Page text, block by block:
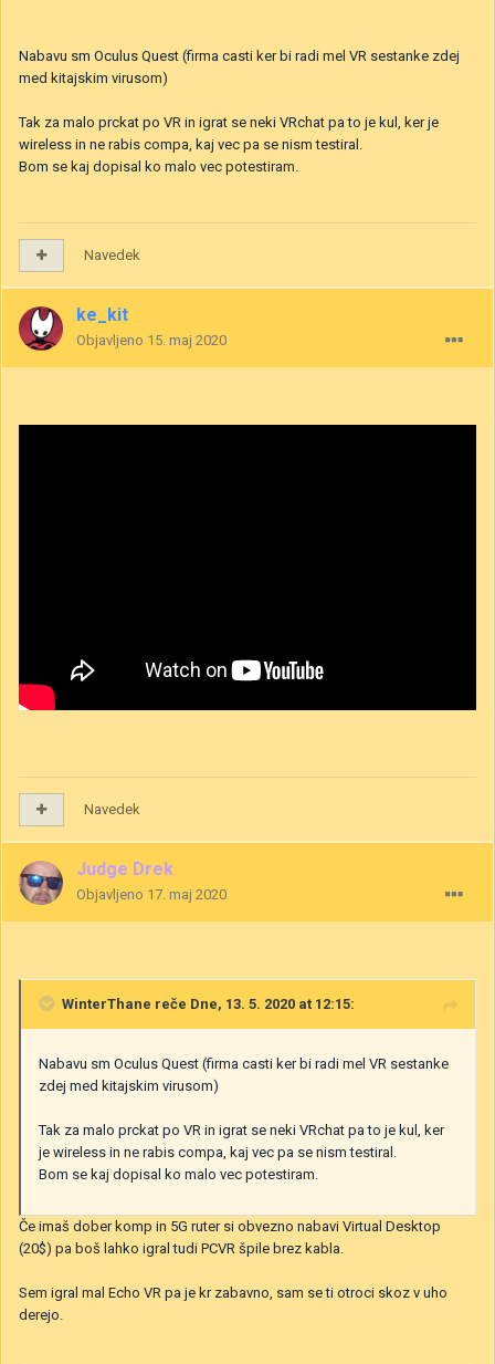
Nabavu sm Oculus Quest (firma casti ker bi radi mel VR sestanke zdej
med kitajskim virusom)
Tak za malo prckat po VR in igrat se neki VRchat pa to je kul, ker je
wireless in ne rabis compa, kaj vec pa se nism testiral.
Bom se kaj dopisal ko malo vec potestiram.
Navedek
ke_kit
Objavljeno 15. maj 2020
Navedek
Judge Drek
Objavljeno 17. maj 2020
WinterThane reče Dne, 13. 5. 2020 at 12:15:
Nabavu sm Oculus Quest (firma casti ker bi radi mel VR sestanke
zdej med kitajskim virusom)
Tak za malo prckat po VR in igrat se neki VRchat pa to je kul, ker
je wireless in ne rabis compa, kaj vec pa se nism testiral.
Bom se kaj dopisal ko malo vec potestiram.
Če imaš dober komp in 5G ruter si obvezno nabavi Virtual Desktop
(20$) pa boš lahko igral tudi PCVR špile brez kabla.
Sem igral mal Echo VR pa je kr zabavno, sam se ti otroci skoz v uho
derejo.